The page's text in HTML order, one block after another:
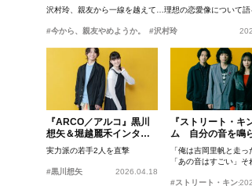
沢村玲、親友から一線を越えて…理想の恋愛像について語
#今から、親友やめようか。 #沢村玲
『ARCO／アルコ』黒川
想矢＆堀越麗禾インタビ
ュー
実力派の若手2人を直撃
#黒川想矢 2026.04.18
『ストリート・キ
ム 自分の音を鳴
せ。』峯田和伸、
也、吉岡里帆イン
ー
「俺は吉岡里帆と走っ
「あの音はすごい」そ
#ストリート・キング